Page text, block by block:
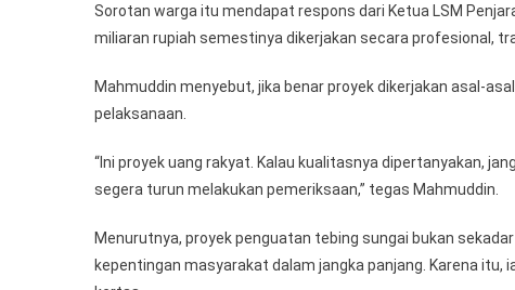
Sorotan warga itu mendapat respons dari Ketua LSM
miliaran rupiah semestinya dikerjakan secara profesional,
Mahmuddin menyebut, jika benar proyek dikerjakan asal-
pelaksanaan.
“Ini proyek uang rakyat. Kalau kualitasnya dipertanyakan,
segera turun melakukan pemeriksaan,” tegas Mahmuddin.
Menurutnya, proyek penguatan tebing sungai bukan
kepentingan masyarakat dalam jangka panjang. Karena